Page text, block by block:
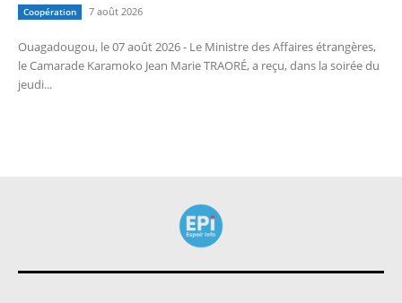
Coopération 7 août 2026
Ouagadougou, le 07 août 2026 - Le Ministre des Affaires étrangères,
le Camarade Karamoko Jean Marie TRAORÉ, a reçu, dans la soirée du
jeudi...